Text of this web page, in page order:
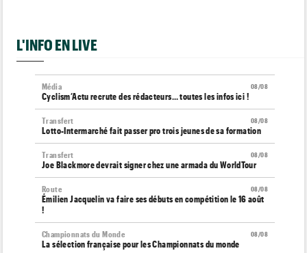
L'INFO EN LIVE
08/08
Média
Cyclism’Actu recrute des rédacteurs… toutes les infos ici !
08/08
Transfert
Lotto-Intermarché fait passer pro trois jeunes de sa formation
08/08
Transfert
Joe Blackmore devrait signer chez une armada du WorldTour
08/08
Route
Émilien Jacquelin va faire ses débuts en compétition le 16 août
!
08/08
Championnats du Monde
La sélection française pour les Championnats du monde